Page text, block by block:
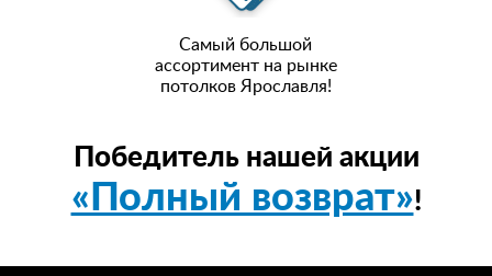
Самый большой
ассортимент на рынке
потолков Ярославля!
Победитель нашей акции
«Полный возврат»!